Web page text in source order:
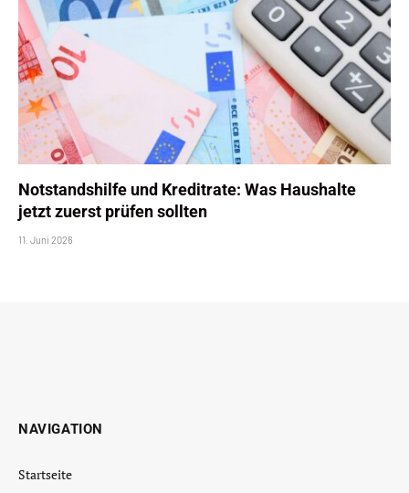
Notstandshilfe und Kreditrate: Was Haushalte
jetzt zuerst prüfen sollten
11. Juni 2026
NAVIGATION
Startseite